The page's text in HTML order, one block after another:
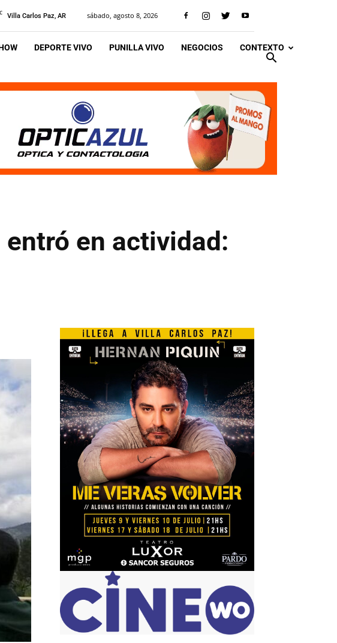
C Villa Carlos Paz, AR sábado, agosto 8, 2026
DEPORTE VIVO PUNILLA VIVO NEGOCIOS CONTEXTO
en actividad: